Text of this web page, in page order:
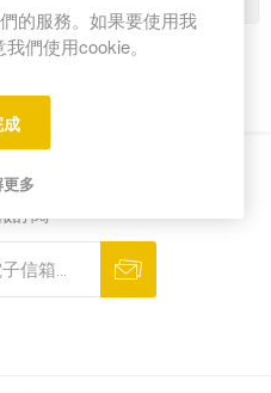
訂閱
的服務。如果要使用我
們使用cookie。
成
多